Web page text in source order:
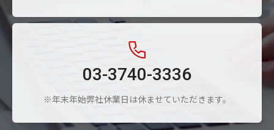
03-3740-3336
※年末年始弊社休業日は休ませていただきます。